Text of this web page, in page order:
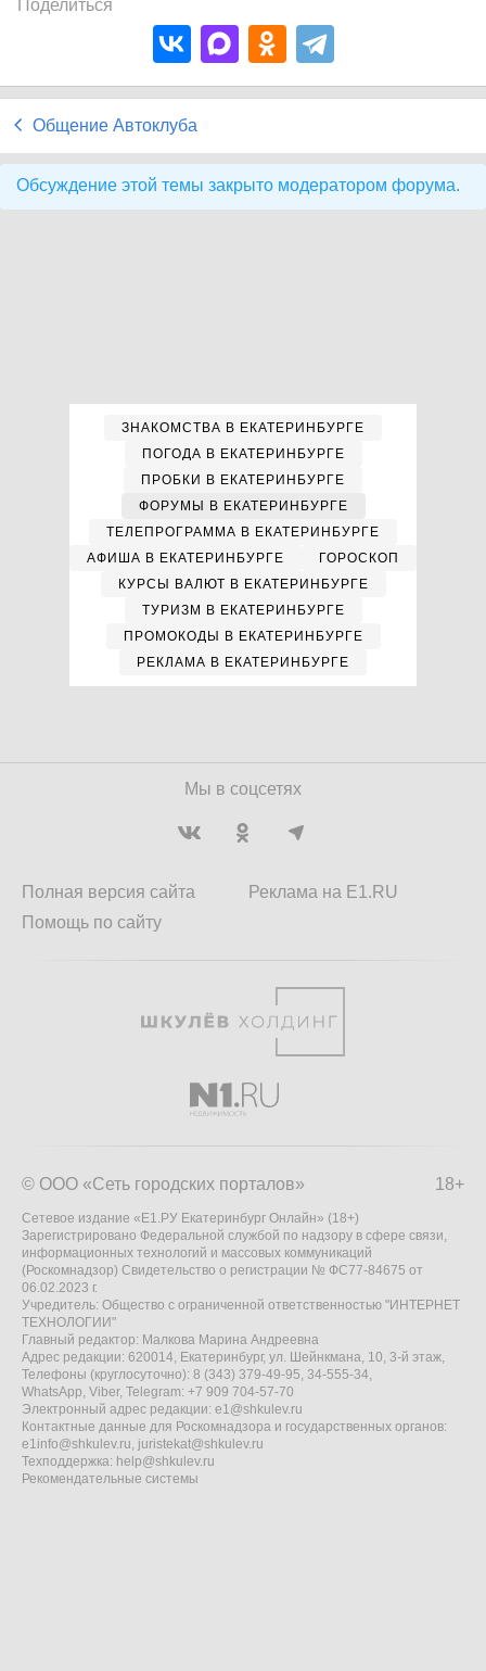
Поделиться
Общение Автоклуба
Обсуждение этой темы закрыто модератором форума.
ЗНАКОМСТВА В ЕКАТЕРИНБУРГЕ
ПОГОДА В ЕКАТЕРИНБУРГЕ
ПРОБКИ В ЕКАТЕРИНБУРГЕ
ФОРУМЫ В ЕКАТЕРИНБУРГЕ
ТЕЛЕПРОГРАММА В ЕКАТЕРИНБУРГЕ
АФИША В ЕКАТЕРИНБУРГЕ
ГОРОСКОП
КУРСЫ ВАЛЮТ В ЕКАТЕРИНБУРГЕ
ТУРИЗМ В ЕКАТЕРИНБУРГЕ
ПРОМОКОДЫ В ЕКАТЕРИНБУРГЕ
РЕКЛАМА В ЕКАТЕРИНБУРГЕ
Мы в соцсетях
Полная версия сайта
Помощь по сайту
Реклама на E1.RU
18+
© ООО «Сеть городских порталов»
Сетевое издание «Е1.РУ Екатеринбург Онлайн» (18+)
Зарегистрировано Федеральной службой по надзору в сфере связи,
информационных технологий и массовых коммуникаций
(Роскомнадзор) Свидетельство о регистрации № ФС77-84675 от
06.02.2023 г.
Учредитель: Общество с ограниченной ответственностью "ИНТЕРНЕТ
ТЕХНОЛОГИИ"
Главный редактор: Малкова Марина Андреевна
Адрес редакции: 620014, Екатеринбург, ул. Шейнкмана, 10, 3-й этаж,
Телефоны (круглосуточно): 8 (343) 379-49-95, 34-555-34,
WhatsApp, Viber, Telegram: +7 909 704-57-70
Электронный адрес редакции: e1@shkulev.ru
Контактные данные для Роскомнадзора и государственных органов:
e1info@shkulev.ru, juristekat@shkulev.ru
Техподдержка: help@shkulev.ru
Рекомендательные системы